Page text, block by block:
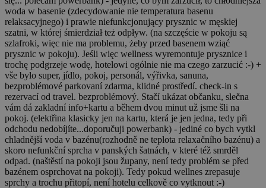
woda w basenie (zdecydowanie nie temperatura basenu
relaksacyjnego) i prawie niefunkcjonujący prysznic w męskiej
szatni, w której śmierdział też odpływ. (na szczęście w pokoju są
szlafroki, więc nie ma problemu, żeby przed basenem wziąć
prysznic w pokoju). Jeśli więc wellness wyremontuje prysznice i
trochę podgrzeje wodę, hotelowi ogólnie nie ma czego zarzucić :-) +
vše bylo super, jídlo, pokoj, personál, výřivka, sanuna,
bezproblémové parkovaní zdarma, klidné prostředí. check-in s
rezervací od travel. bezproblémový. Stačí ukázat občanku, slečna
vám dá zakladní info+kartu a během dvou minut už jsme šli na
pokoj. (elektřina klasicky jen na kartu, která je jen jedna, tedy při
odchodu nedobíjíte...doporučuji powerbank) - jediné co bych vytkl
chladnější voda v bazénu(rozhodně ne teplota relaxačního bazénu) a
skoro nefunkční sprcha v panských šatnách, v které též smrděl
odpad. (naštěstí na pokoji jsou župany, není tedy problém se před
bazénem osprchovat na pokoji). Tedy pokud wellnes zrepasuje
sprchy a trochu přitopí, není hotelu celkově co vytknout :-)